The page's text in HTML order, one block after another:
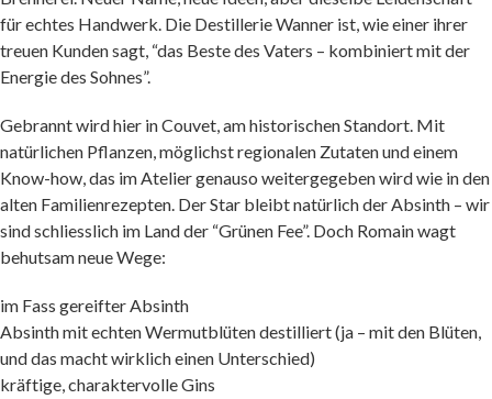
für echtes Handwerk. Die Destillerie Wanner ist, wie einer ihrer
treuen Kunden sagt, “das Beste des Vaters – kombiniert mit der
Energie des Sohnes”.
Gebrannt wird hier in Couvet, am historischen Standort. Mit
natürlichen Pflanzen, möglichst regionalen Zutaten und einem
Know-how, das im Atelier genauso weitergegeben wird wie in den
alten Familienrezepten. Der Star bleibt natürlich der Absinth – wir
sind schliesslich im Land der “Grünen Fee”. Doch Romain wagt
behutsam neue Wege:
im Fass gereifter Absinth
Absinth mit echten Wermutblüten destilliert (ja – mit den Blüten,
und das macht wirklich einen Unterschied)
kräftige, charaktervolle Gins